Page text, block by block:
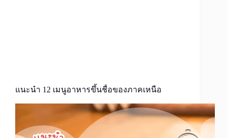
แนะนำ 12 เมนูอาหารขึ้นชื่อของภาคเหนือ